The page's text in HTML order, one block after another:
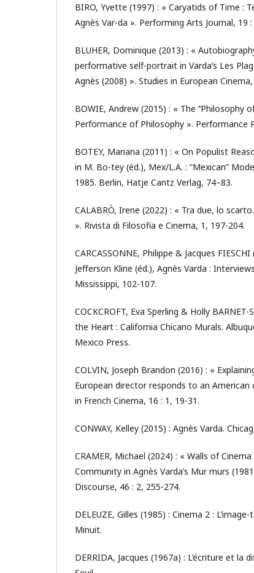
BIRO, Yvette (1997) : « Caryatids of Time :
Agnès Var-da ». Performing Arts Journal, 19 :
BLUHER, Dominique (2013) : «
performative self-portrait in Varda’s Les
Agnès (2008) ». Studies in European
BOWIE, Andrew (2015) : « The ‘‘Philosophy
Performance of Philosophy ». Performance
BOTEY, Mariana (2011) : « On Populist
in M. Bo-tey (éd.), Mex/L.A. : “Mexican”
1985. Berlin, Hatje Cantz Verlag, 74–83.
CALABRÒ, Irene (2022) : « Tra due, lo
». Rivista di Filosofia e Cinema, 1, 197-204.
CARCASSONNE, Philippe & Jacques
Jefferson Kline (éd.), Agnès Varda :
Mississippi, 102-107.
COCKCROFT, Eva Sperling & Holly
the Heart : California Chicano Murals.
Mexico Press.
COLVIN, Joseph Brandon (2016) : «
European director responds to an American
in French Cinema, 16 : 1, 19-31.
CONWAY, Kelley (2015) : Agnès Varda.
CRAMER, Michael (2024) : « Walls of
Community in Agnès Varda’s Mur murs
Discourse, 46 : 2, 255-274.
DELEUZE, Gilles (1985) : Cinema 2 :
Minuit.
DERRIDA, Jacques (1967a) : L’écriture et la